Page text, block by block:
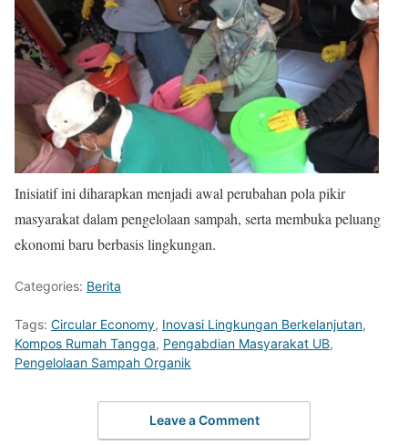
Inisiatif ini diharapkan menjadi awal perubahan pola pikir
masyarakat dalam pengelolaan sampah, serta membuka peluang
ekonomi baru berbasis lingkungan.
Categories: Berita
Tags: Circular Economy, Inovasi Lingkungan Berkelanjutan,
Kompos Rumah Tangga, Pengabdian Masyarakat UB,
Pengelolaan Sampah Organik
Leave a Comment